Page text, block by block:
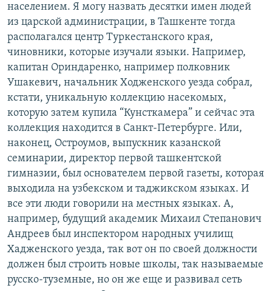
населением. Я могу назвать десятки имен людей
из царской администрации, в Ташкенте тогда
располагался центр Туркестанского края,
чиновники, которые изучали языки. Например,
капитан Ориндаренко, например полковник
Ушакевич, начальник Ходженского уезда собрал,
кстати, уникальную коллекцию насекомых,
которую затем купила “Кунсткамера” и сейчас эта
коллекция находится в Санкт-Петербурге. Или,
наконец, Остроумов, выпускник казанской
семинарии, директор первой ташкентской
гимназии, был основателем первой газеты, которая
выходила на узбекском и таджикском языках. И
все эти люди говорили на местных языках. А,
например, будущий академик Михаил Степанович
Андреев был инспектором народных училищ
Хадженского уезда, так вот он по своей должности
должен был строить новые школы, так называемые
русско-туземные, но он же еще и развивал сеть